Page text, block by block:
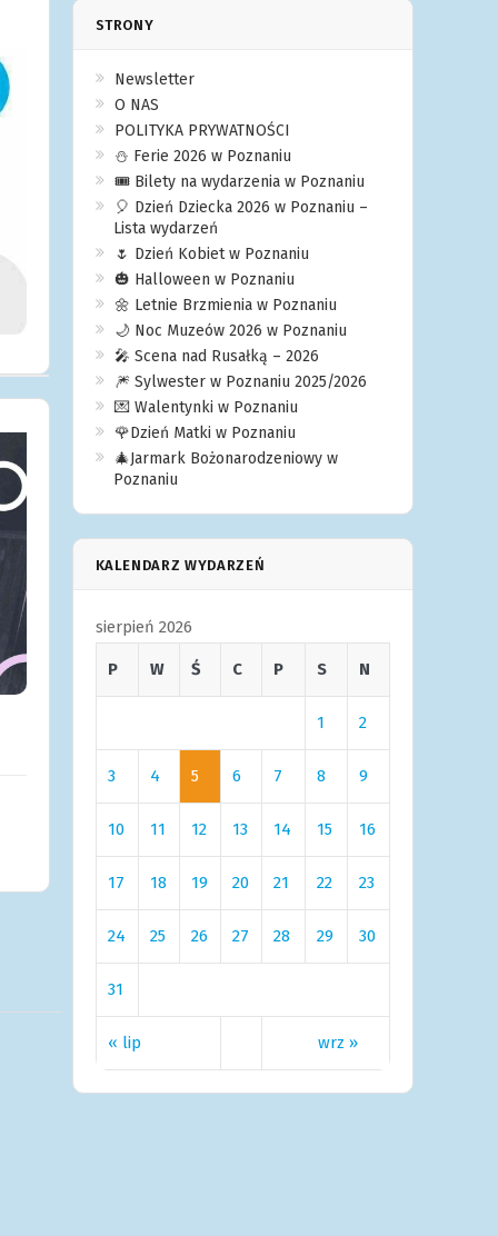
STRONY
Newsletter
O NAS
POLITYKA PRYWATNOŚCI
⛄️ Ferie 2026 w Poznaniu
🎟️ Bilety na wydarzenia w Poznaniu
🎈 Dzień Dziecka 2026 w Poznaniu –
Lista wydarzeń
🌷 Dzień Kobiet w Poznaniu
🎃 Halloween w Poznaniu
🌼 Letnie Brzmienia w Poznaniu
🌙 Noc Muzeów 2026 w Poznaniu
🎤 Scena nad Rusałką – 2026
🎆 Sylwester w Poznaniu 2025/2026
💌 Walentynki w Poznaniu
🌹Dzień Matki w Poznaniu
🎄Jarmark Bożonarodzeniowy w
Poznaniu
KALENDARZ WYDARZEŃ
sierpień 2026
P W Ś C P S N
« lip wrz »
1 2
3 4 5 6 7 8 9
10 11 12 13 14 15 16
17 18 19 20 21 22 23
24 25 26 27 28 29 30
31